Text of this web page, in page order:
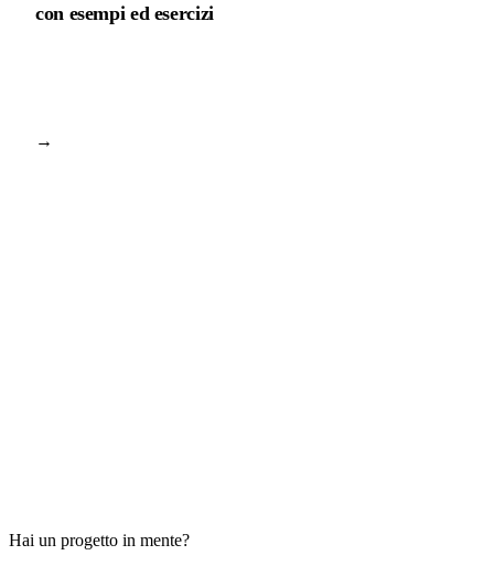
con esempi ed esercizi
→
Hai un progetto in mente?